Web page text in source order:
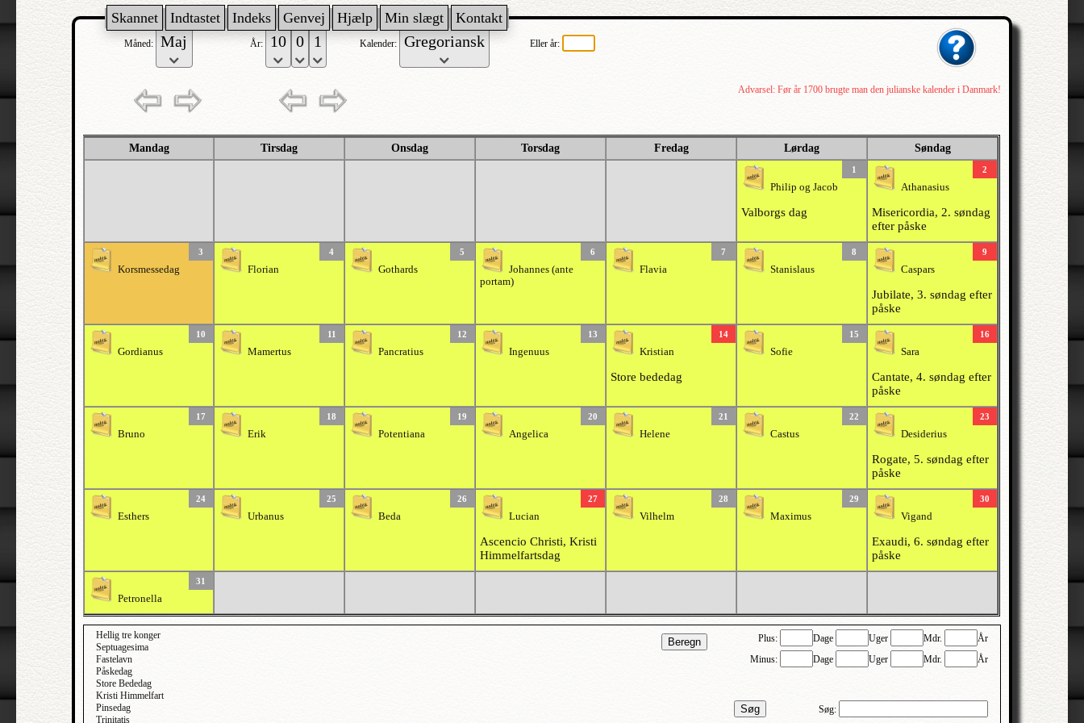
Skannet Indtastet Indeks Genvej Hjælp Min slægt Kontakt
Måned: År: Kalender: Eller år:
Advarsel: Før år 1700 brugte man den julianske kalender i Danmark!
Mandag Tirsdag Onsdag Torsdag Fredag Lørdag Søndag
1
Philip og Jacob
Valborgs dag
2
Athanasius
Misericordia, 2. søndag
efter påske
3
Korsmessedag
4
Florian
5
Gothards
6
Johannes (ante
portam)
7
Flavia
8
Stanislaus
9
Caspars
Jubilate, 3. søndag efter
påske
10
Gordianus
11
Mamertus
12
Pancratius
13
Ingenuus
14
Kristian
Store bededag
15
Sofie
16
Sara
Cantate, 4. søndag efter
påske
17
Bruno
18
Erik
19
Potentiana
20
Angelica
21
Helene
22
Castus
23
Desiderius
Rogate, 5. søndag efter
påske
24
Esthers
25
Urbanus
26
Beda
27
Lucian
Ascencio Christi, Kristi
Himmelfartsdag
28
Vilhelm
29
Maximus
30
Vigand
Exaudi, 6. søndag efter
påske
31
Petronella
Beregn Plus: Dage Uger Mdr.
År
Minus:
Dage Uger Mdr. År
Søg Søg:
Hellig tre konger
Septuagesima
Fastelavn
Påskedag
Store Bededag
Kristi Himmelfart
Pinsedag
Trinitatis